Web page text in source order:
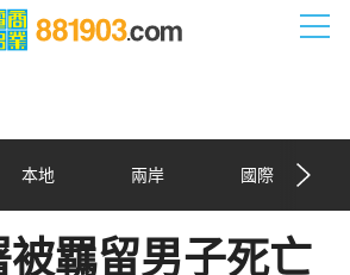
本地 兩岸 國際
羈留男子死亡